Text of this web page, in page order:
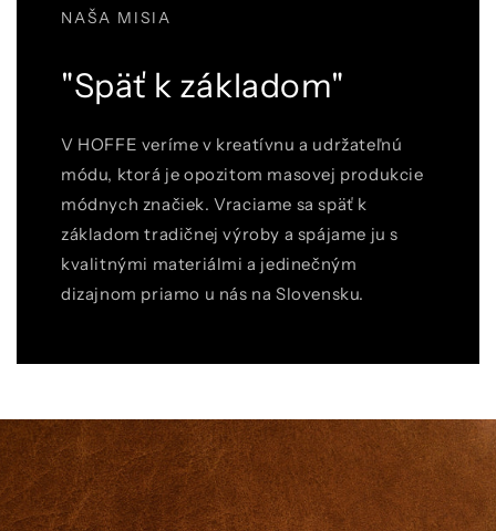
NAŠA MISIA
"Späť k základom"
V HOFFE veríme v kreatívnu a udržateľnú
módu, ktorá je opozitom masovej produkcie
módnych značiek. Vraciame sa späť k
základom tradičnej výroby a spájame ju s
kvalitnými materiálmi a jedinečným
dizajnom priamo u nás na Slovensku.